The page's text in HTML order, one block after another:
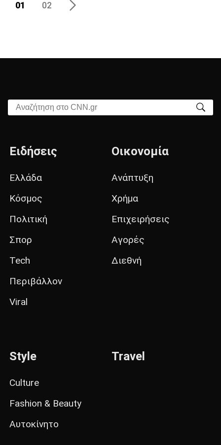
01 02
Αναζήτηση στο CNN.gr
Ειδήσεις
Ελλάδα
Κόσμος
Πολιτική
Σπορ
Tech
Περιβάλλον
Viral
Οικονομία
Ανάπτυξη
Χρήμα
Επιχειρήσεις
Αγορές
Διεθνή
Style
Culture
Fashion & Beauty
Αυτοκίνητο
Travel